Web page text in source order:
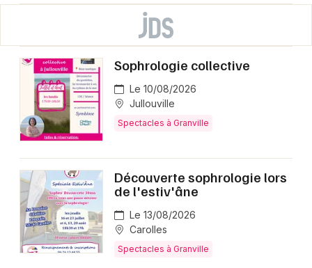
Sophrologie collective
Le 10/08/2026
Jullouville
Spectacles à Granville
Découverte sophrologie lors
de l'estiv'âne
Le 13/08/2026
Carolles
Spectacles à Granville